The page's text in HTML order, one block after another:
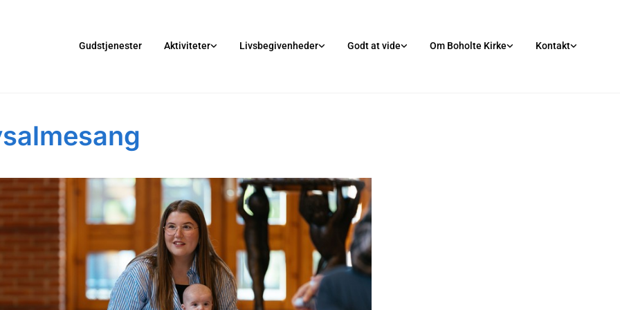
Gudstjenester Aktiviteter Livsbegivenheder Godt at vide Om Boholte Kirke Kontakt